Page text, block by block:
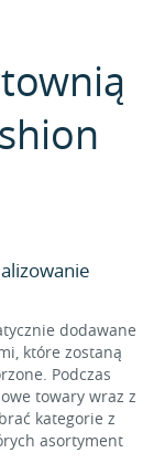
dodawane
które zostaną
Podczas
towary wraz z
kategorie z
asortyment